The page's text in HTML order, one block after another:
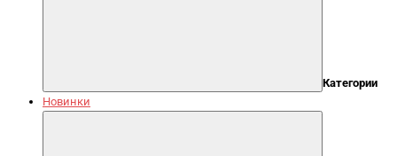
Категории
Новинки